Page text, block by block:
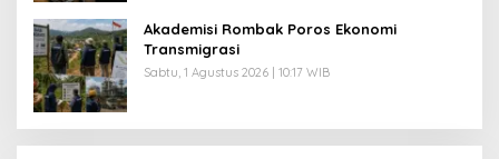
Akademisi Rombak Poros Ekonomi
Transmigrasi
Sabtu, 1 Agustus 2026 | 10:17 WIB